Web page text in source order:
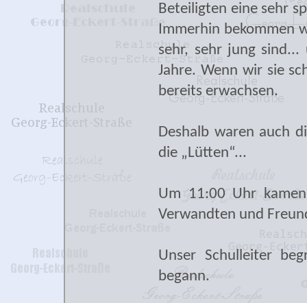
Beteiligten eine sehr
Immerhin bekommen
sehr, sehr jung
Jahre. Wenn wir sie
bereits erwachsen.
Deshalb waren auch
die „Lütten“...
Um 11:00 Uhr
Verwandten und
Unser Schulleiter
begann.